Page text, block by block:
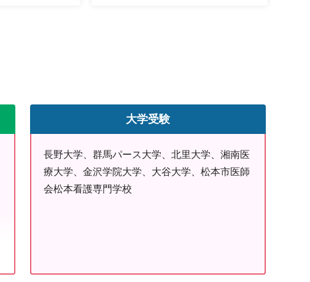
大学受験
長野大学、群馬パース大学、北里大学、湘南医
療大学、金沢学院大学、大谷大学、松本市医師
会松本看護専門学校